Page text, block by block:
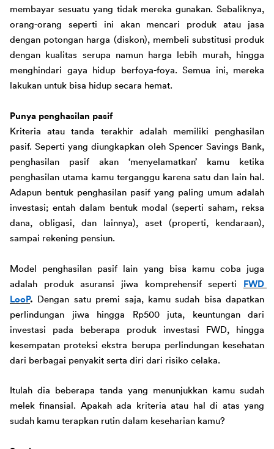
membayar sesuatu yang tidak mereka gunakan. Sebaliknya,
orang-orang seperti ini akan mencari produk atau jasa
dengan potongan harga (diskon), membeli substitusi produk
dengan kualitas serupa namun harga lebih murah, hingga
menghindari gaya hidup berfoya-foya. Semua ini, mereka
lakukan untuk bisa hidup secara hemat.
Punya penghasilan pasif
Kriteria atau tanda terakhir adalah memiliki penghasilan
pasif. Seperti yang diungkapkan oleh Spencer Savings Bank,
penghasilan pasif akan ‘menyelamatkan’ kamu ketika
penghasilan utama kamu terganggu karena satu dan lain hal.
Adapun bentuk penghasilan pasif yang paling umum adalah
investasi; entah dalam bentuk modal (seperti saham, reksa
dana, obligasi, dan lainnya), aset (properti, kendaraan),
sampai rekening pensiun.
Model penghasilan pasif lain yang bisa kamu coba
adalah produk asuransi jiwa komprehensif seperti
FWD
LooP.
Dengan satu premi saja, kamu sudah bisa dapatkan
perlindungan jiwa hingga Rp500 juta, keuntungan dari
investasi pada beberapa produk investasi FWD, hingga
kesempatan proteksi ekstra berupa perlindungan kesehatan
dari berbagai penyakit serta diri dari risiko celaka.
Itulah dia beberapa tanda yang menunjukkan kamu sudah
melek finansial. Apakah ada kriteria atau hal di atas yang
sudah kamu terapkan rutin dalam keseharian kamu?